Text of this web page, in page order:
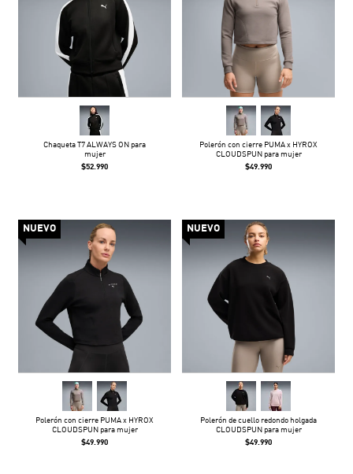
Chaqueta T7 ALWAYS ON para
mujer
$52.990
Polerón con cierre PUMA x HYROX
CLOUDSPUN para mujer
$49.990
NUEVO
Polerón con cierre PUMA x HYROX
CLOUDSPUN para mujer
$49.990
NUEVO
Polerón de cuello redondo holgada
CLOUDSPUN para mujer
$49.990